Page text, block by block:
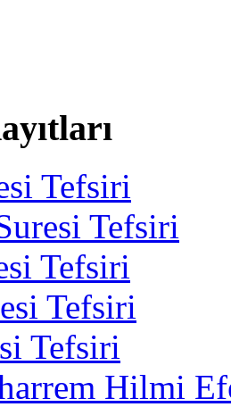
Tefsiri
Tefsiri
Tefsiri
Tefsiri
Tefsiri
Hilmi